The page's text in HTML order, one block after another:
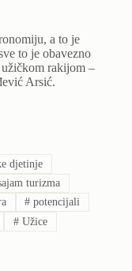
a to je
to je obavezno
rakijom –
Arsić.
djetinje
turizma
# potencijali
# Užice